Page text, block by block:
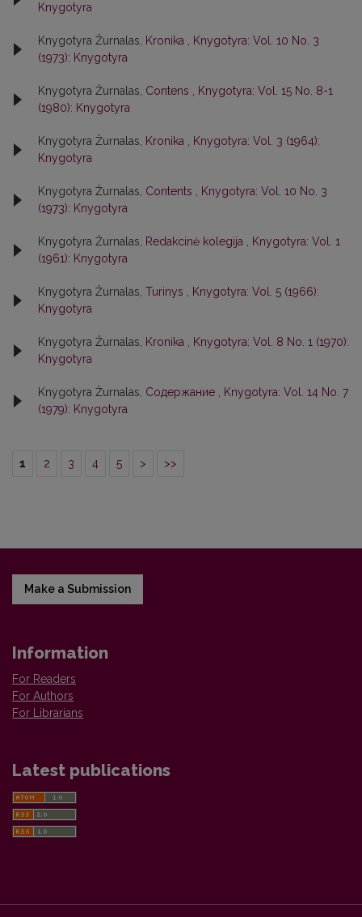
Knygotyra
Knygotyra Žurnalas, Kronika
Knygotyra: Vol. 10 No. 3
(1973): Knygotyra
Knygotyra Žurnalas, Contens
Knygotyra: Vol. 15 No. 8-1
(1980): Knygotyra
Knygotyra Žurnalas, Kronika
Knygotyra: Vol. 3 (1964):
Knygotyra
Knygotyra Žurnalas, Contents
Knygotyra: Vol. 10 No. 3
(1973): Knygotyra
Knygotyra Žurnalas, Redakcinė kolegija
Knygotyra: Vol. 1
(1961): Knygotyra
Knygotyra Žurnalas, Turinys
Knygotyra: Vol. 5 (1966):
Knygotyra
Knygotyra Žurnalas, Kronika
Knygotyra: Vol. 8 No. 1 (1970):
Knygotyra
Knygotyra Žurnalas, Содержание
Knygotyra: Vol. 14 No. 7
(1979): Knygotyra
1 2 3 4 5 > >>
Make a Submission
Information
For Readers
For Authors
For Librarians
Latest publications